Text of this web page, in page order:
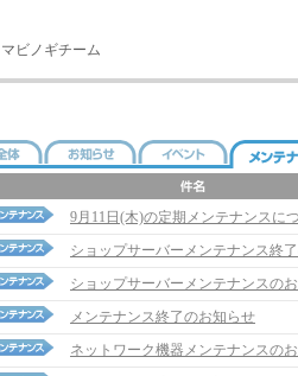
マビノギチーム
9月11日(木)の定期メンテナンスに
ショップサーバーメンテナンス終
ショップサーバーメンテナンスの
メンテナンス終了のお知らせ
ネットワーク機器メンテナンスの